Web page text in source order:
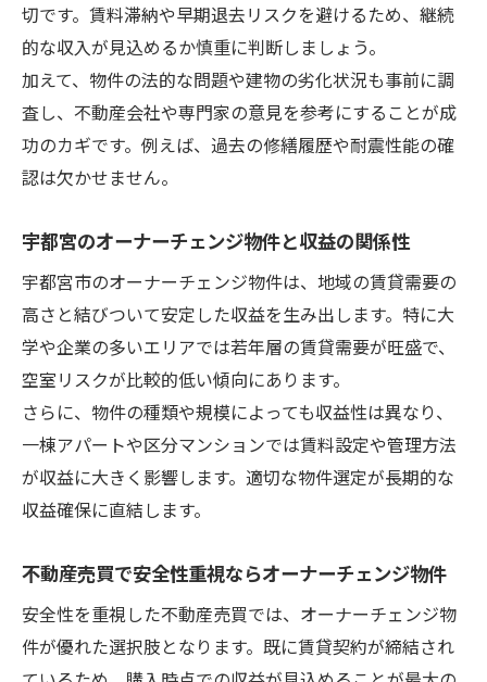
切です。賃料滞納や早期退去リスクを避けるため、継続
的な収入が見込めるか慎重に判断しましょう。
加えて、物件の法的な問題や建物の劣化状況も事前に調
査し、不動産会社や専門家の意見を参考にすることが成
功のカギです。例えば、過去の修繕履歴や耐震性能の確
認は欠かせません。
宇都宮のオーナーチェンジ物件と収益の関係性
宇都宮市のオーナーチェンジ物件は、地域の賃貸需要の
高さと結びついて安定した収益を生み出します。特に大
学や企業の多いエリアでは若年層の賃貸需要が旺盛で、
空室リスクが比較的低い傾向にあります。
さらに、物件の種類や規模によっても収益性は異なり、
一棟アパートや区分マンションでは賃料設定や管理方法
が収益に大きく影響します。適切な物件選定が長期的な
収益確保に直結します。
不動産売買で安全性重視ならオーナーチェンジ物件
安全性を重視した不動産売買では、オーナーチェンジ物
件が優れた選択肢となります。既に賃貸契約が締結され